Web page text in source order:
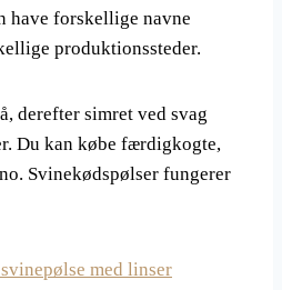
have forskellige navne
produktionssteder.
derefter simret ved svag
Du kan købe færdigkogte,
Svinekødspølser fungerer